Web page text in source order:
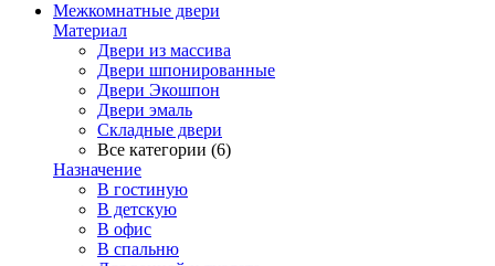
Межкомнатные двери
Материал
Двери из массива
Двери шпонированные
Двери Экошпон
Двери эмаль
Складные двери
Все категории (6)
Назначение
В гостиную
В детскую
В офис
В спальню